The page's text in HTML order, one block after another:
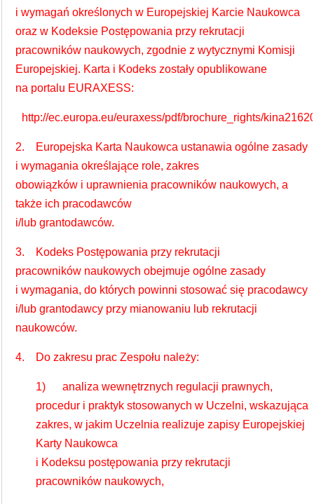
i wymagań określonych w Europejskiej Karcie Naukowca
oraz w Kodeksie Postępowania przy rekrutacji
pracowników naukowych, zgodnie z wytycznymi Komisji
Europejskiej. Karta i Kodeks zostały opublikowane
na portalu EURAXESS:
http://ec.europa.eu/euraxess/pdf/brochure_rights/
2. Europejska Karta Naukowca ustanawia ogólne zasady
i wymagania określające role, zakres
obowiązków i uprawnienia pracowników naukowych, a
także ich pracodawców
i/lub grantodawców.
3. Kodeks Postępowania przy rekrutacji
pracowników naukowych obejmuje ogólne zasady
i wymagania, do których powinni stosować się pracodawcy
i/lub grantodawcy przy mianowaniu lub rekrutacji
naukowców.
4. Do zakresu prac Zespołu należy:
1) analiza wewnętrznych regulacji prawnych,
procedur i praktyk stosowanych w Uczelni, wskazująca
zakres, w jakim Uczelnia realizuje zapisy Europejskiej
Karty Naukowca
i Kodeksu postępowania przy rekrutacji
pracowników naukowych,